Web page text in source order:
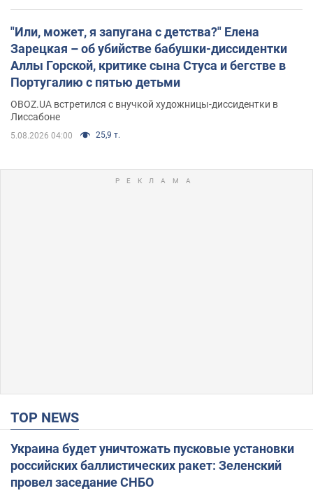
"Или, может, я запугана с детства?" Елена
Зарецкая – об убийстве бабушки-диссидентки
Аллы Горской, критике сына Стуса и бегстве в
Португалию с пятью детьми
OBOZ.UA встретился с внучкой художницы-диссидентки в
Лиссабоне
5.08.2026 04:00 25,9 т.
TOP NEWS
Украина будет уничтожать пусковые установки
российских баллистических ракет: Зеленский
провел заседание СНБО